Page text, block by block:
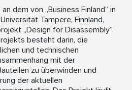
dem von „Business Finland“ in
Tampere, Finnland,
„Design for Disassembly“.
besteht darin, die
und technischen
mit der
zu überwinden und
der aktuellen